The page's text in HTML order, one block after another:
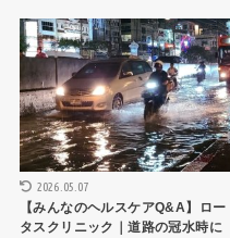
病院・医療
2026.05.07
【みんなのヘルスケアQ&A】ロー
タスクリニック｜道路の冠水時に